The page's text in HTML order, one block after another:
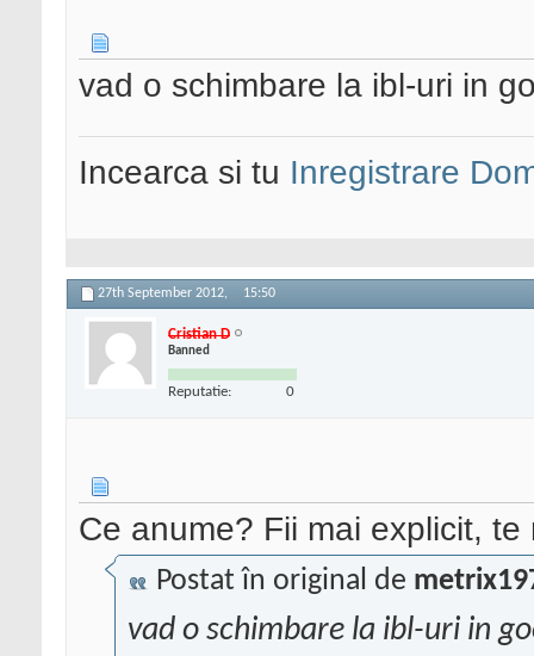
vad o schimbare la ibl-uri in
Incearca si tu Inregistrare
27th September 2012, 15:50
Cristian D
Banned
Reputatie: 0
Ce anume? Fii mai explicit, te
Postat în original de
vad o schimbare la ibl-uri in